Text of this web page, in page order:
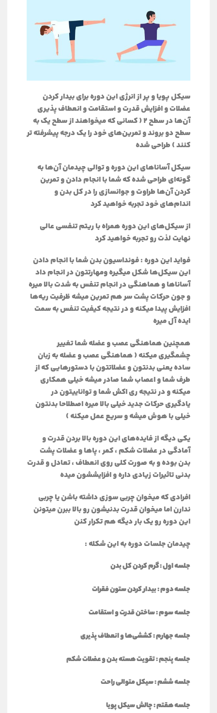
سیکل پویا و پر از انرژی این دوره برای بیدار کردن
عضلات و افزایش قدرت و استقامت و انعطاف پذیری
آن‌ها در سطح 2 ( کسانی که میخواهند از سطح یک به
سطح دو بروند و تمرین‌های خود را یک درجه پیشرفته تر
کنند ) طراحی شده
سیکل آساناهای این دوره و توالی چیدمان آن‌ها به
گونه‌ای طراحی شده که شما با انجام دادن و تمرین
کردن آن‌ها طراوت و جوانسازی را در کل بدن و
اندام‌های خود تجربه خواهید کرد
از سیکل‌های این دوره همراه با ریتم تنفسی عالی
نهایت لذت رو تجربه خواهید کرد
فواید این دوره : فونداسیون بدن شما با انجام دادن
این سیکل‌ها شکل میگیره ومهارتتون در انجام داد
آساناها و هماهنگی در انجام تنفس‌ به شدت بالا میره
و جون حرکات پشت سر هم تمرین میشه ظرفیت ریه‌ها
افزایش پیدا میکنه و در نتیجه کیفیت تنفس به سمت
ایده آل میره
همچنین هماهنگی عصب و عضله شما تغییر
چشمگیری میکنه ( هماهنگی عصب و عضله به زبان
ساده یعنی بدنتون و عضلاتتون با دستورهایی که از
طرف شما و اعصاب شما صادر میشه خیلی همکاری
میکنه و در نتیجه ری اکش شما و تواناییتون در
یادگیری حرکات جدید خیلی بالا میره اصطلاحا بدنتون
خیلی با هوش میشه و سریع عمل میکنه )
یکی دیگه از فایده‌های این دوره بالا بردن قدرت و
آمادگی در عضلات شکم ، کمر ، پاها و عضلات پشت
بدن بوده و به صورت کلی روی انعطاف ، تعادل و قدرت
بدنی تاثیرات زیادی داره و افزایششون میده
افرادی که میخوان چربی سوزی داشته باشن یا چربی
ندارن اما میخوان قدرت بدنیشون رو بالا ببرن میتونن
این دوره رو یک بار دیگه هم تکرار کنن
چیدمان جلسات دوره به این شکله :
جلسه اول : گرم کردن کل بدن
جلسه دوم : بیدار کردن ستون فقرات
جلسه سوم : ساختن قدرت و استقامت
جلسه جهارم : کششی‌ها و انعطاف پذیری
جلسه پنجم : تقویت هسته بدن و عضلات شکم
جلسه ششم : سیکل متوالی راحت
جلسه هقتم : چالش سیکل پویا